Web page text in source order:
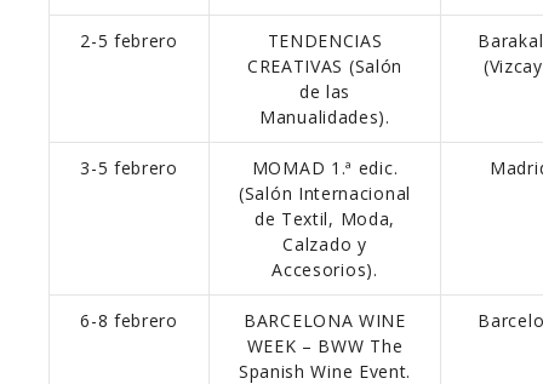
2-5 febrero
TENDENCIAS
CREATIVAS (Salón
de las
Manualidades).
3-5 febrero
MOMAD 1.ª edic.
(Salón Internacional
de Textil, Moda,
Calzado y
Accesorios).
6-8 febrero
BARCELONA WINE
WEEK – BWW The
Spanish Wine Event.